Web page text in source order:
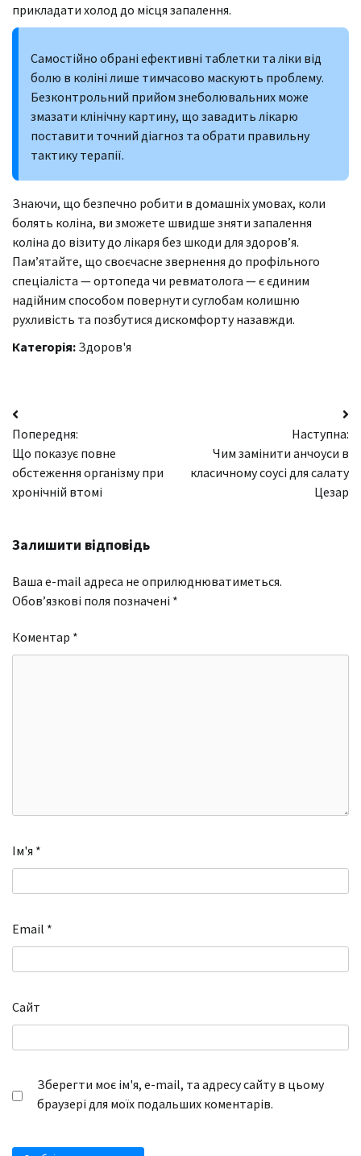
прикладати холод до місця запалення.
Самостійно обрані ефективні таблетки та ліки від
болю в коліні лише тимчасово маскують проблему.
Безконтрольний прийом знеболювальних може
змазати клінічну картину, що завадить лікарю
поставити точний діагноз та обрати правильну
тактику терапії.
Знаючи, що безпечно робити в домашніх умовах, коли
болять коліна, ви зможете швидше зняти запалення
коліна до візиту до лікаря без шкоди для здоров’я.
Пам’ятайте, що своєчасне звернення до профільного
спеціаліста — ортопеда чи ревматолога — є єдиним
надійним способом повернути суглобам колишню
рухливість та позбутися дискомфорту назавжди.
Категорія: Здоров'я
Навігація
записів
Попередня:
Що показує повне
обстеження організму при
хронічній втомі
Наступна:
Чим замінити анчоуси в
класичному соусі для салату
Цезар
Залишити відповідь
Ваша e-mail адреса не оприлюднюватиметься.
Обов’язкові поля позначені *
Коментар *
Ім'я *
Email *
Сайт
Зберегти моє ім'я, e-mail, та адресу сайту в цьому
браузері для моїх подальших коментарів.